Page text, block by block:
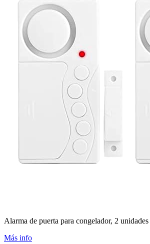
Alarma de puerta para congelador, 2 unidades
Más info